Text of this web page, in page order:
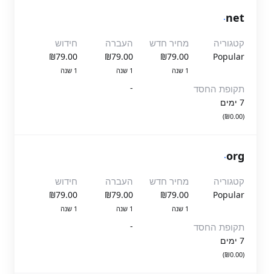
.net
קטגוריה
Popular
מחיר חדש
₪79.00
1 שנה
העברה
₪79.00
1 שנה
חידוש
₪79.00
1 שנה
תקופת החסד
7 ימים
(₪0.00)
-
.org
קטגוריה
Popular
מחיר חדש
₪79.00
1 שנה
העברה
₪79.00
1 שנה
חידוש
₪79.00
1 שנה
תקופת החסד
7 ימים
(₪0.00)
-